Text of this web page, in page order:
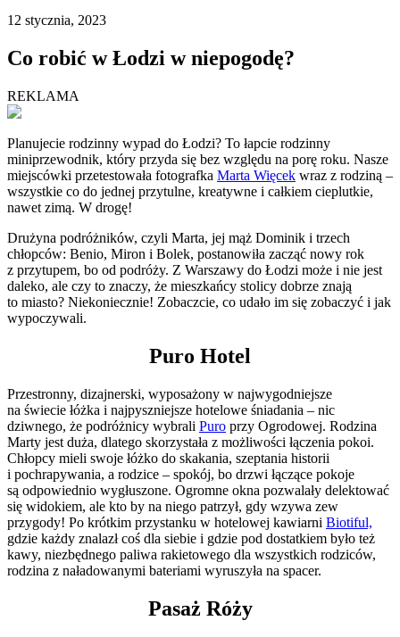
12 stycznia, 2023
Co robić w Łodzi w niepogodę?
REKLAMA
Planujecie rodzinny wypad do Łodzi? To łapcie rodzinny
miniprzewodnik, który przyda się bez względu na porę roku. Nasze
miejscówki przetestowała fotografka Marta Więcek wraz z rodziną –
wszystkie co do jednej przytulne, kreatywne i całkiem cieplutkie,
nawet zimą. W drogę!
Drużyna podróżników, czyli Marta, jej mąż Dominik i trzech
chłopców: Benio, Miron i Bolek, postanowiła zacząć nowy rok
z przytupem, bo od podróży. Z Warszawy do Łodzi może i nie jest
daleko, ale czy to znaczy, że mieszkańcy stolicy dobrze znają
to miasto? Niekoniecznie! Zobaczcie, co udało im się zobaczyć i jak
wypoczywali.
Puro Hotel
Przestronny, dizajnerski, wyposażony w najwygodniejsze
na świecie łóżka i najpyszniejsze hotelowe śniadania – nic
dziwnego, że podróżnicy wybrali Puro przy Ogrodowej. Rodzina
Marty jest duża, dlatego skorzystała z możliwości łączenia pokoi.
Chłopcy mieli swoje łóżko do skakania, szeptania historii
i pochrapywania, a rodzice – spokój, bo drzwi łączące pokoje
są odpowiednio wygłuszone. Ogromne okna pozwalały delektować
się widokiem, ale kto by na niego patrzył, gdy wzywa zew
przygody! Po krótkim przystanku w hotelowej kawiarni Biotiful,
gdzie każdy znalazł coś dla siebie i gdzie pod dostatkiem było też
kawy, niezbędnego paliwa rakietowego dla wszystkich rodziców,
rodzina z naładowanymi bateriami wyruszyła na spacer.
Pasaż Róży